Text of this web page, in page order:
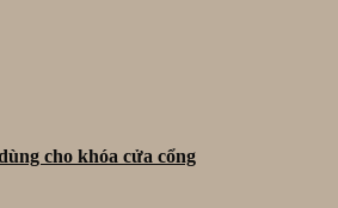
cho khóa cửa cổng